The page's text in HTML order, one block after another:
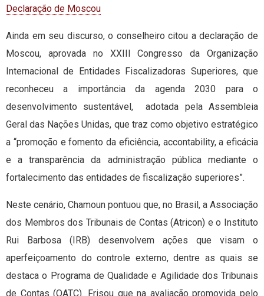
Declaração de Moscou
Ainda em seu discurso, o conselheiro citou a declaração de
Moscou, aprovada no XXIII Congresso da Organização
Internacional de Entidades Fiscalizadoras Superiores, que
reconheceu a importância da agenda 2030 para o
desenvolvimento sustentável, adotada pela Assembleia
Geral das Nações Unidas, que traz como objetivo estratégico
a “promoção e fomento da eficiência, accontability, a eficácia
e a transparência da administração pública mediante o
fortalecimento das entidades de fiscalização superiores”.
Neste cenário, Chamoun pontuou que, no Brasil, a Associação
dos Membros dos Tribunais de Contas (Atricon) e o Instituto
Rui Barbosa (IRB) desenvolvem ações que visam o
aperfeiçoamento do controle externo, dentre as quais se
destaca o Programa de Qualidade e Agilidade dos Tribunais
de Contas (QATC). Frisou que na avaliação promovida pelo